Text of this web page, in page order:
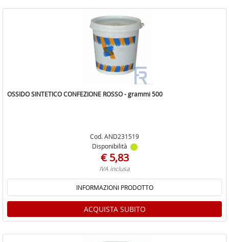
OSSIDO SINTETICO CONFEZIONE ROSSO - grammi 500
Cod. AND231519
Disponibilità
€ 5,83
IVA inclusa
INFORMAZIONI PRODOTTO
ACQUISTA SUBITO